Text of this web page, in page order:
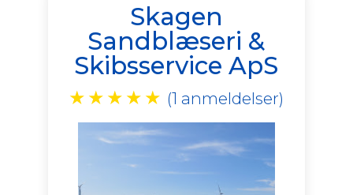
Skagen
Sandblæseri &
Skibsservice ApS
★ ★ ★ ★ ★ (1 anmeldelser)